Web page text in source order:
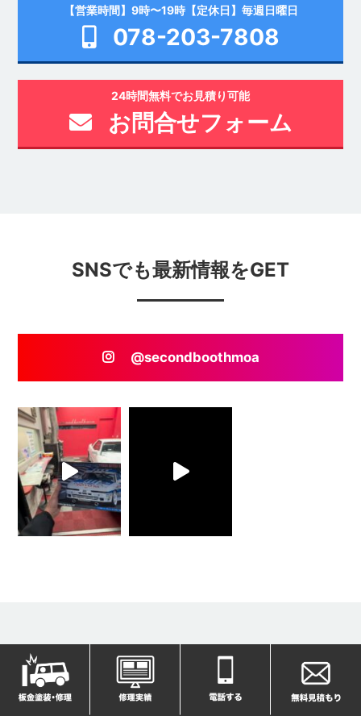
【営業時間】9時〜19時【定休日】毎週日曜日
078-203-7808
24時間無料でお見積り可能
お問合せフォーム
SNSでも最新情報をGET
@secondboothmoa